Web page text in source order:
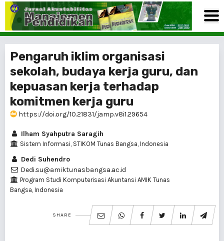
Pengaruh iklim organisasi
sekolah, budaya kerja guru, dan
kepuasan kerja terhadap
komitmen kerja guru
https://doi.org/10.21831/jamp.v8i1.29654
Ilham Syahputra Saragih
Sistem Informasi, STIKOM Tunas Bangsa, Indonesia
Dedi Suhendro
Dedi.su@amiktunasbangsa.ac.id
Program Studi Komputerisasi Akuntansi AMIK Tunas
Bangsa, Indonesia
SHARE